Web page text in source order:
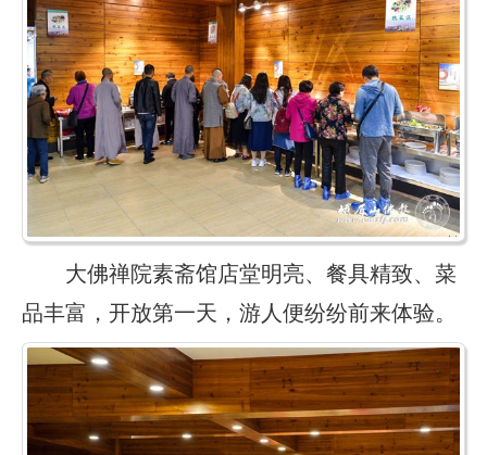
大佛禅院素斋馆店堂明亮、餐具精致、菜
品丰富，开放第一天，游人便纷纷前来体验。